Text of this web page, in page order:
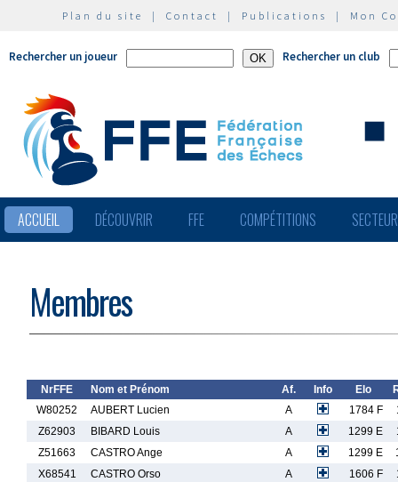
Plan du site | Contact | Publications | Mon
Rechercher un joueur Rechercher un club
ACCUEIL DÉCOUVRIR FFE COMPÉTITIONS
Membres
NrFFE Nom et Prénom Af. Info Elo
W80252
AUBERT Lucien A 1784 F
Z62903
BIBARD Louis A 1299 E
Z51663
CASTRO Ange A 1299 E
X68541
CASTRO Orso A 1606 F